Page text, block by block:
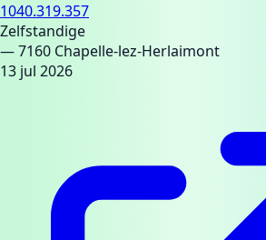
1040.319.357
Zelfstandige
— 7160 Chapelle-lez-Herlaimont
13 jul 2026